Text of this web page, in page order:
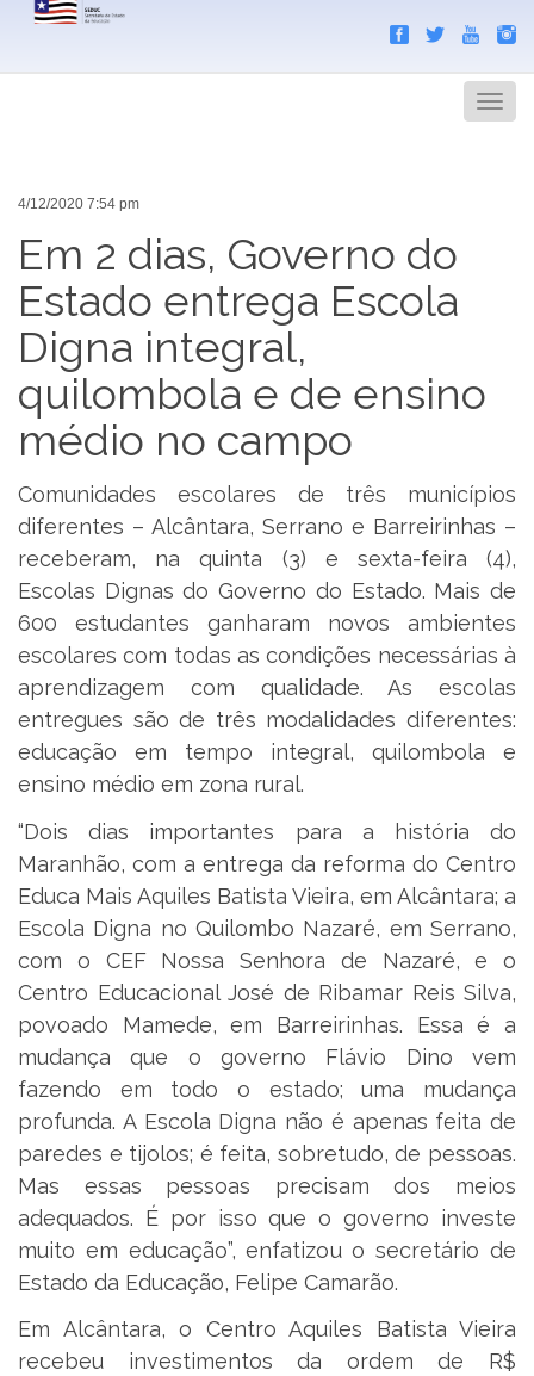
Menu
4/12/2020 7:54 pm
Em 2 dias, Governo do
Estado entrega Escola
Digna integral,
quilombola e de ensino
médio no campo
Comunidades escolares de três municípios
diferentes – Alcântara, Serrano e Barreirinhas –
receberam, na quinta (3) e sexta-feira (4),
Escolas Dignas do Governo do Estado. Mais de
600 estudantes ganharam novos ambientes
escolares com todas as condições necessárias à
aprendizagem com qualidade. As escolas
entregues são de três modalidades diferentes:
educação em tempo integral, quilombola e
ensino médio em zona rural.
“Dois dias importantes para a história do
Maranhão, com a entrega da reforma do Centro
Educa Mais Aquiles Batista Vieira, em Alcântara; a
Escola Digna no Quilombo Nazaré, em Serrano,
com o CEF Nossa Senhora de Nazaré, e o
Centro Educacional José de Ribamar Reis Silva,
povoado Mamede, em Barreirinhas. Essa é a
mudança que o governo Flávio Dino vem
fazendo em todo o estado; uma mudança
profunda. A Escola Digna não é apenas feita de
paredes e tijolos; é feita, sobretudo, de pessoas.
Mas essas pessoas precisam dos meios
adequados. É por isso que o governo investe
muito em educação”, enfatizou o secretário de
Estado da Educação, Felipe Camarão.
Em Alcântara, o Centro Aquiles Batista Vieira
recebeu investimentos da ordem de R$